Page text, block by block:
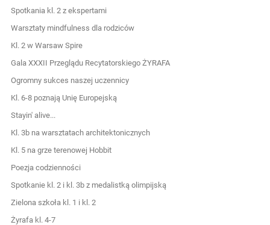
Spotkania kl. 2 z ekspertami
Warsztaty mindfulness dla rodziców
Kl. 2 w Warsaw Spire
Gala XXXII Przeglądu Recytatorskiego ŻYRAFA
Ogromny sukces naszej uczennicy
Kl. 6-8 poznają Unię Europejską
Stayin' alive...
Kl. 3b na warsztatach architektonicznych
Kl. 5 na grze terenowej Hobbit
Poezja codzienności
Spotkanie kl. 2 i kl. 3b z medalistką olimpijską
Zielona szkoła kl. 1 i kl. 2
Żyrafa kl. 4-7